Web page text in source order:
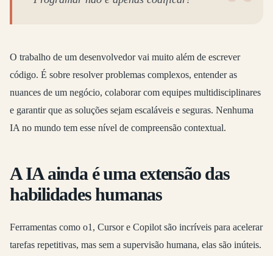
O trabalho de um desenvolvedor vai muito além de escrever
código. É sobre resolver problemas complexos, entender as
nuances de um negócio, colaborar com equipes multidisciplinares
e garantir que as soluções sejam escaláveis e seguras. Nenhuma
IA no mundo tem esse nível de compreensão contextual.
A IA ainda é uma extensão das
habilidades humanas
Ferramentas como o1, Cursor e Copilot são incríveis para acelerar
tarefas repetitivas, mas sem a supervisão humana, elas são inúteis.